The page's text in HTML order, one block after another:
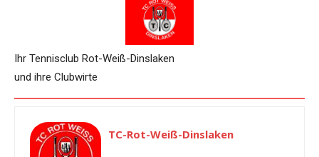
Ihr Tennisclub Rot-Weiß-Dinslaken
und ihre Clubwirte
TC-Rot-Weiß-Dinslaken